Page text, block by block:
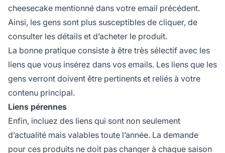
cheesecake mentionné dans votre email précédent.
Ainsi, les gens sont plus susceptibles de cliquer, de
consulter les détails et d’acheter le produit.
La bonne pratique consiste à être très sélectif avec les
liens que vous insérez dans vos emails. Les liens que les
gens verront doivent être pertinents et reliés à votre
contenu principal.
Liens pérennes
Enfin, incluez des liens qui sont non seulement
d’actualité mais valables toute l’année. La demande
pour ces produits ne doit pas changer à chaque saison